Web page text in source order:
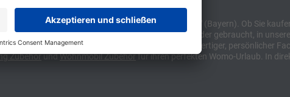
der Stadtgrenze Münchens, Ausfahrt "Sulzemoos" (Bayern). Ob Sie
Luxus. Ob Caravan oder Wohnmobil, ob neu oder gebraucht, in
und Wohnwagenverkauf inklusive hochwertiger, persönlicher
ZubehörundWohnmobil Zubehörfür ihren perfekten Womo-Urlaub. In